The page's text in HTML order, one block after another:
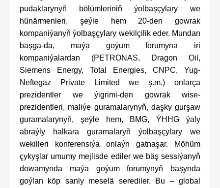
pudaklarynyň bölümleriniň ýolbaşçylary we
hünärmenleri, şeýle hem 20-den gowrak
kompaniýanyň ýolbaşçylary wekilçilik eder. Mundan
başga-da, maýa goýum forumyna iri
kompaniýalardan (PETRONAS, Dragon Oil,
Siemens Energy, Total Energies, CNPC, Yug-
Neftegaz Private Limited we ş.m.) onlarça
prezidentler we ýigrimi-den gowrak wise-
prezidentleri, maliýe guramalarynyň, daşky gurşaw
guramalarynyň, şeýle hem, BMG, ÝHHG ýaly
abraýly halkara guramalaryň ýolbaşçylary we
wekilleri konferensiýa onlaýn gatnaşar. Möhüm
çykyşlar umumy mejlisde ediler we bäş sessiýanyň
dowamynda maýa goýum forumynyň başynda
goýlan köp sanly meselä serediler. Bu – global